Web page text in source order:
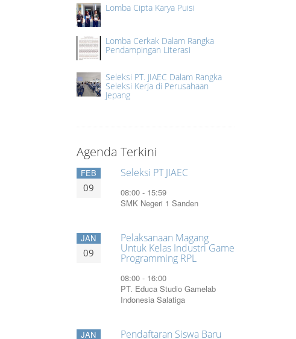
Lomba Cipta Karya Puisi
Lomba Cerkak Dalam Rangka
Pendampingan Literasi
Seleksi PT. JIAEC Dalam Rangka
Seleksi Kerja di Perusahaan
Jepang
Agenda Terkini
FEB
09
Seleksi PT JIAEC
08:00 - 15:59
SMK Negeri 1 Sanden
JAN
09
Pelaksanaan Magang
Untuk Kelas Industri Game
Programming RPL
08:00 - 16:00
PT. Educa Studio Gamelab
Indonesia Salatiga
JAN Pendaftaran Siswa Baru